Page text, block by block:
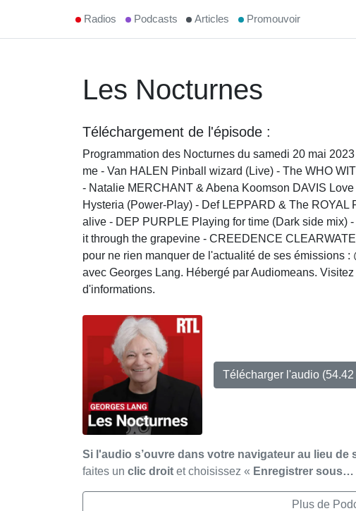
Radios Podcasts Articles Promouvoir
Les Nocturnes
Téléchargement de l'épisode :
Programmation des Nocturnes du samedi 20 mai
me - Van HALEN Pinball wizard (Live) - The WHO
- Natalie MERCHANT & Abena Koomson DAVIS
Hysteria (Power-Play) - Def LEPPARD & The
alive - DEP PURPLE Playing for time (Dark side mix)
it through the grapevine - CREEDENCE
pour ne rien manquer de l'actualité de ses émissions
avec Georges Lang. Hébergé par Audiomeans.
d'informations.
Télécharger l'audio
Si l'audio s’ouvre dans votre navigateur au lieu de
faites un clic droit et choisissez « Enregistrer sous…
Plus de